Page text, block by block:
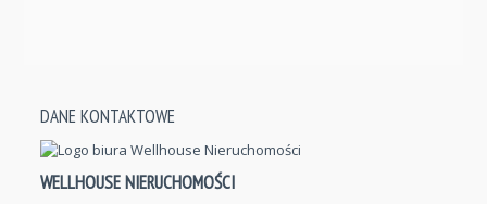
DANE KONTAKTOWE
WELLHOUSE NIERUCHOMOŚCI